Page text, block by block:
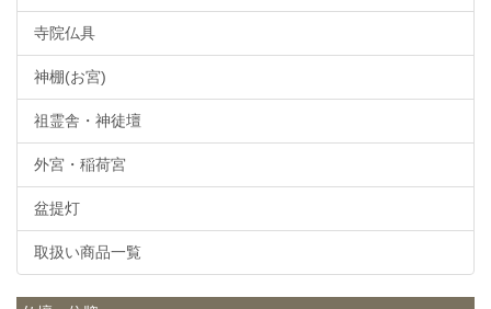
寺院仏具
神棚(お宮)
祖霊舎・神徒壇
外宮・稲荷宮
盆提灯
取扱い商品一覧